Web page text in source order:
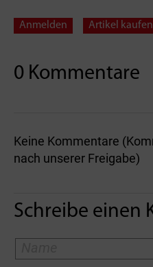
Anmelden Artikel kaufen
0 Kommentare
Keine Kommentare
nach unserer Freigabe)
Schreibe einen